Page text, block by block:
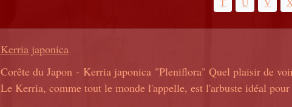
Kerria japonica
Corête du Japon - Kerria japonica "Pleniflora" Quel plaisir de
Le Kerria, comme tout le monde l'appelle, est l'arbuste idéal